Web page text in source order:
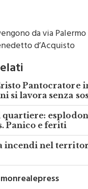
da via
d’Acquisto
Pantocratore
si lavora senza
quartiere:
Panico e feriti
incendi nel